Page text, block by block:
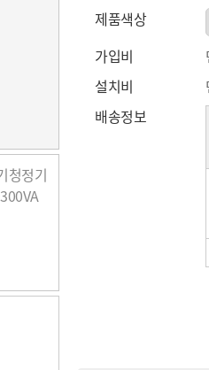
제품색상
가입비
설치비
배송정보